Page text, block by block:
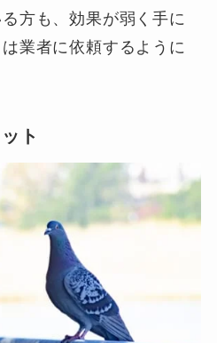
方も、効果が弱く手に
業者に依頼するように
ト